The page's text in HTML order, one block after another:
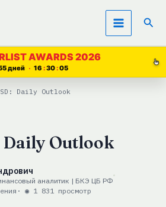
AWARDS 2026
дней 16 30 04
Daily Outlook
Daily Outlook
аналитик | БКЭ ЦБ РФ
· ◉ 1 831 просмотр